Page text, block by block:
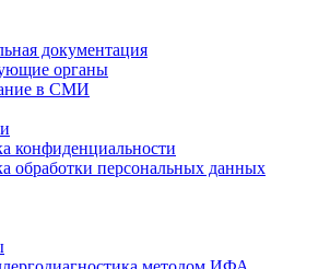
документация
органы
в СМИ
конфиденциальности
обработки персональных данных